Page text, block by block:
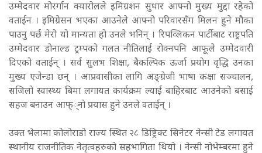
उम्मेदवार मोरर्गान क्यारोलले इमिग्रशन सुधार आफ्नो मुख्य मुद्दा रहेको
वताईन । इमिग्रेसन भएका आउनेले आफ्नो परिवारसँग मिलन हुने मौका
पाउनु पर्छ मेरो यो मान्यता हो उनले भनिन् । रिपव्लिकन पार्टीबाट राष्ट्रपति
उम्मेदवार डोनाल्ड ट्रम्पको गलत नीतिलाई रोक्नपनि आफूले उम्मेदवारी
दिएको वताईन् । सर्व सुलभ शिक्षा, बैकल्पिक ऊर्जा प्रयोग वृद्धि उनका
मुख्य एजेन्डा छन् । आप्रवासीका लागि अङ्ग्रेजी भाषा कक्षा सञ्चालन,
सजिलो स्वास्थ्य बिमा लगायत कार्यक्रम ल्याई बाहिरबाट आउनेको बसाई
सहज बनाउन आफ््नो प्रयास हुने उनले वताईन् ।
उक्त भेलामा कोलोराडो राज्य स्थित २८ डिष्ट्रिक्ट सिनेटर नेन्सी टेड लगायत
स्थानीय राजनीतिक नेतृत्वहरुको सहभागिता थियो । नेन्सी नोभेम्बरमा हुने